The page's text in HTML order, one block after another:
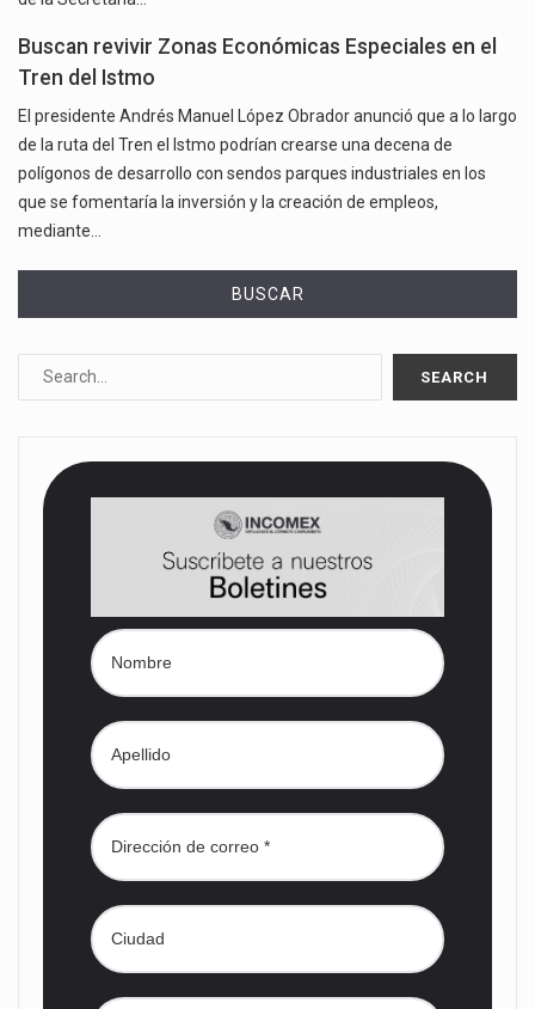
Buscan revivir Zonas Económicas Especiales en el
Tren del Istmo
El presidente Andrés Manuel López Obrador anunció que a lo largo
de la ruta del Tren el Istmo podrían crearse una decena de
polígonos de desarrollo con sendos parques industriales en los
que se fomentaría la inversión y la creación de empleos,
mediante…
BUSCAR